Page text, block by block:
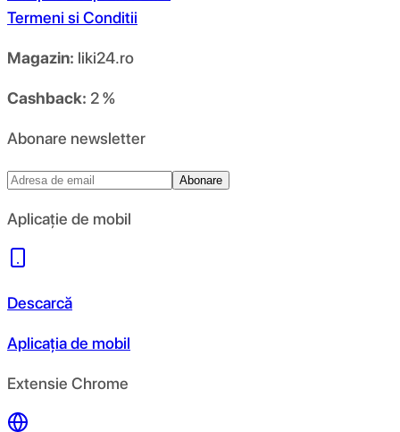
Termeni si Conditii
Magazin: liki24.ro
Cashback: 2 %
Abonare newsletter
Abonare
Aplicație de mobil
Descarcă
Aplicația de mobil
Extensie Chrome